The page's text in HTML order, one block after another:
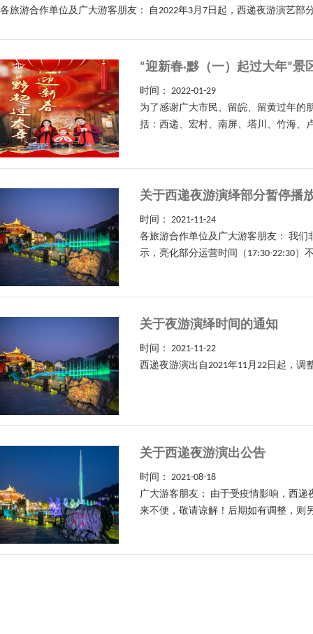
各旅游合作单位及广大游客朋友： 自2022年3月7日起，西递夜游演艺
“迎新春·黟（一）起过大年”景
时间： 2022-01-29
为了感谢广大市民、留皖、留黄过年的
括：西递、宏村、南屏、塔川、竹海、
关于西递夜游演绎部分暂停播
时间： 2021-11-24
各旅游合作单位及广大游客朋友： 我
示，亮化部分运营时间（17:30-22:30
关于夜游演绎时间的通知
时间： 2021-11-22
西递夜游演出自2021年11月22日起，
关于西递夜游演出公告
时间： 2021-08-18
广大游客朋友： 由于受疫情影响，西递
来不便，敬请谅解！后期如有调整，则